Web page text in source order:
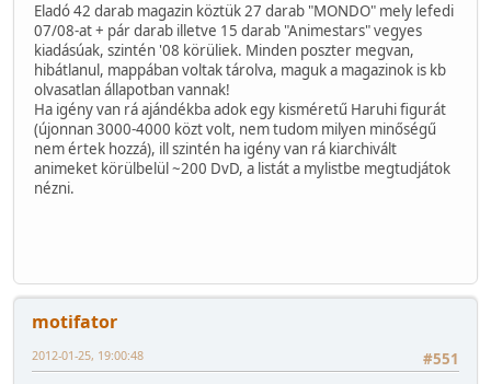
Eladó 42 darab magazin köztük 27 darab "MONDO" mely lefedi
07/08-at + pár darab illetve 15 darab "Animestars" vegyes
kiadásúak, szintén '08 körüliek. Minden poszter megvan,
hibátlanul, mappában voltak tárolva, maguk a magazinok is kb
olvasatlan állapotban vannak!
Ha igény van rá ajándékba adok egy kisméretű Haruhi figurát
(újonnan 3000-4000 közt volt, nem tudom milyen minőségű
nem értek hozzá), ill szintén ha igény van rá kiarchivált
animeket körülbelül ~200 DvD, a listát a mylistbe megtudjátok
nézni.
motifator
#551
2012-01-25, 19:00:48